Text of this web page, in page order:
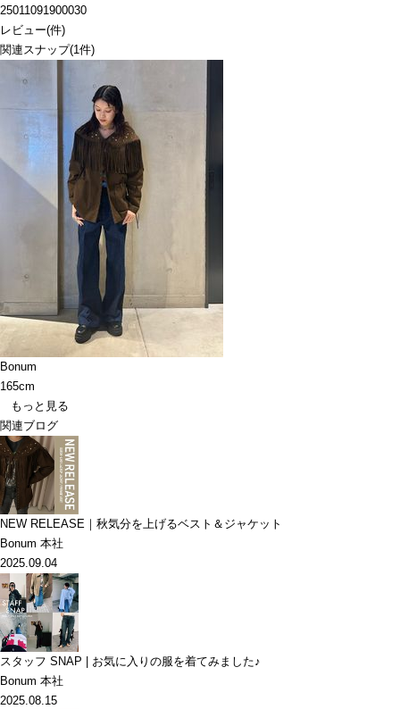
25011091900030
レビュー(件)
関連スナップ(1件)
Bonum
165cm
もっと見る
関連ブログ
NEW RELEASE｜秋気分を上げるベスト＆ジャケット
Bonum 本社
2025.09.04
スタッフ SNAP | お気に入りの服を着てみました♪
Bonum 本社
2025.08.15